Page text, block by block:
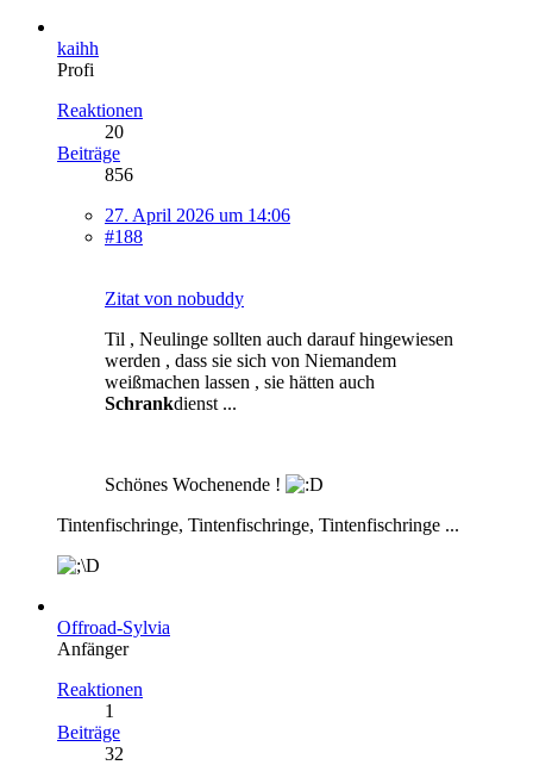
kaihh
Profi
Reaktionen
20
Beiträge
856
27. April 2026 um 14:06
#188
Zitat von nobuddy
Til , Neulinge sollten auch darauf hingewiesen
werden , dass sie sich von Niemandem
weißmachen lassen , sie hätten auch
Schrankdienst ...
Schönes Wochenende !
Tintenfischringe, Tintenfischringe, Tintenfischringe ...
Offroad-Sylvia
Anfänger
Reaktionen
1
Beiträge
32